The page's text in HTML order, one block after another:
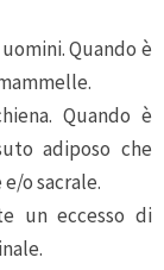
Quando è
Quando è
adiposo che
o sacrale.
un eccesso di